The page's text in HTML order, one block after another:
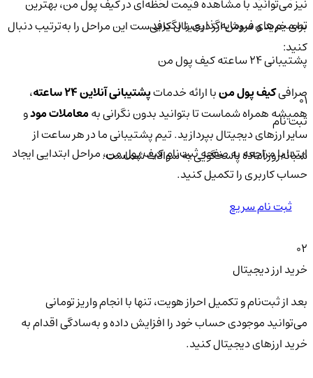
تصمیم‌های سرمایه‌گذاری را بگیرید.
پشتیبانی ۲۴ ساعته کیف پول من
صرافیکیف پول منبا ارائه خدماتپشتیبانی آنلاین ۲۴ ساعته
،
همیشه همراه شماست تا بتوانید بدون نگرانی بهمعاملات مودو
سایر ارزهای دیجیتال بپردازید. تیم پشتیبانی ما در هر ساعت از
شبانه‌روز آماده پاسخگویی به سوالات شماست.
برای خرید و فروش ارز دیجیتال کافی‌ست این مراحل را به‌ترتیب دنبال
کنید:
01
ثبت نام
ابتدا با مراجعه به صفحه ثبت‌نام کیف‌ پول من، مراحل ابتدایی ایجاد
حساب کاربری را تکمیل کنید.
ثبت نام سریع
02
خرید ارز دیجیتال
بعد از ثبت‌نام و تکمیل احراز هویت، تنها با انجام واریز تومانی
می‌توانید موجودی حساب خود را افزایش داده و به‌سادگی اقدام به
خرید ارزهای دیجیتال کنید.